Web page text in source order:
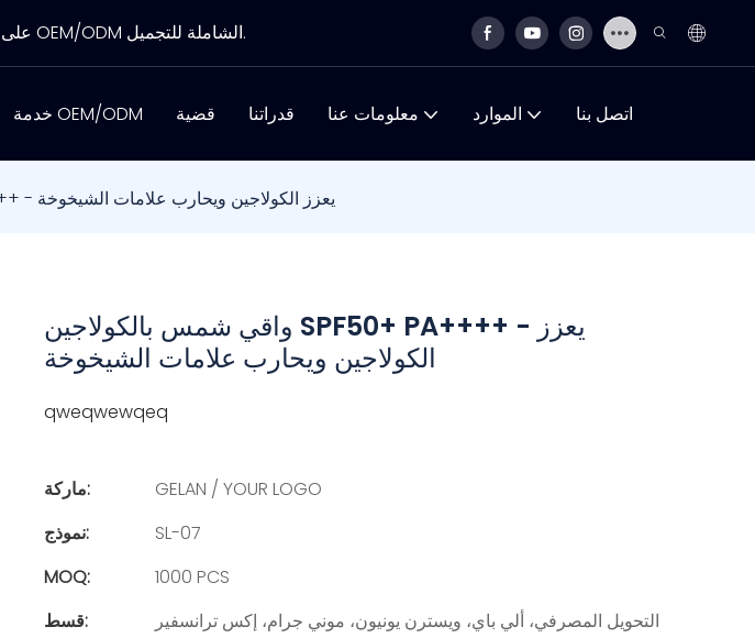
تركز شركة Gelan Biotechnology على البحث والتطوير وإنتاج منتجات العناية بالبشرة، وتوفير خدمات OEM/ODM الشاملة للتجميل.
خدمة OEM/ODM قضية قدراتنا معلومات عنا الموارد اتصل بنا
واقي شمس بالكولاجين SPF50+ PA++++ - يعزز الكولاجين ويحارب علامات الشيخوخة
واقي شمس بالكولاجين SPF50+ PA++++ - يعزز
الكولاجين ويحارب علامات الشيخوخة
qweqwewqeq
ماركة:
GELAN / YOUR LOGO
نموذج:
SL-07
MOQ:
1000 PCS
قسط:
التحويل المصرفي، ألي باي، ويسترن يونيون، موني جرام، إكس ترانسفير